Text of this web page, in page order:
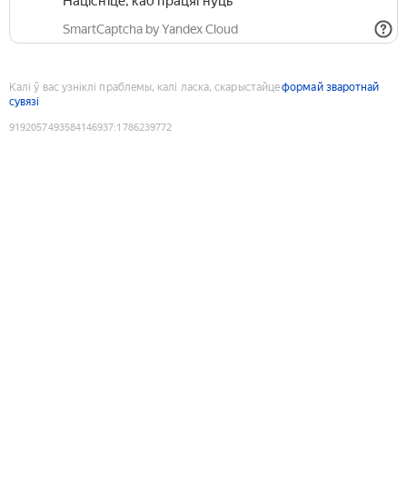
SmartCaptcha by Yandex Cloud
Калі ў вас узніклі праблемы, калі ласка, скарыстайцеформай зваротнай
сувязі
9192057493584146937:1786239772